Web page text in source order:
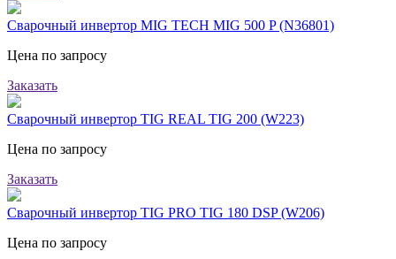
Сварочный инвертор MIG TECH MIG 500 P (N36801)
Цена по запросу
Заказать
Сварочный инвертор TIG REAL TIG 200 (W223)
Цена по запросу
Заказать
Сварочный инвертор TIG PRO TIG 180 DSP (W206)
Цена по запросу